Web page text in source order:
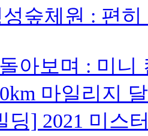
숲체원 : 편
아보며 : 미니
마일리지
딩] 2021 미스